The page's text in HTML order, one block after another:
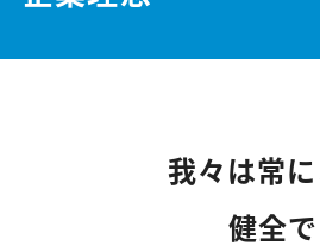
我々は常
健全